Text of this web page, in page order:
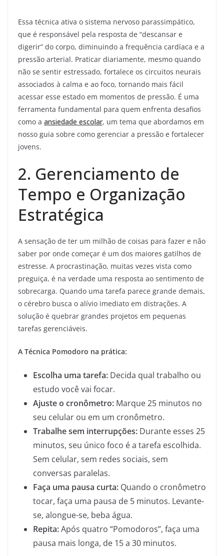
Essa técnica ativa o sistema nervoso parassimpático,
que é responsável pela resposta de “descansar e
digerir” do corpo, diminuindo a frequência cardíaca e a
pressão arterial. Praticar diariamente, mesmo quando
não se sentir estressado, fortalece os circuitos neurais
associados à calma e ao foco, tornando mais fácil
acessar esse estado em momentos de pressão. É uma
ferramenta fundamental para quem enfrenta desafios
como a ansiedade escolar, um tema que abordamos em
nosso guia sobre como gerenciar a pressão e fortalecer
jovens.
2. Gerenciamento de
Tempo e Organização
Estratégica
A sensação de ter um milhão de coisas para fazer e não
saber por onde começar é um dos maiores gatilhos de
estresse. A procrastinação, muitas vezes vista como
preguiça, é na verdade uma resposta ao sentimento de
sobrecarga. Quando uma tarefa parece grande demais,
o cérebro busca o alívio imediato em distrações. A
solução é quebrar grandes projetos em pequenas
tarefas gerenciáveis.
A Técnica Pomodoro na prática:
Escolha uma tarefa: Decida qual trabalho ou
estudo você vai focar.
Ajuste o cronômetro: Marque 25 minutos no
seu celular ou em um cronômetro.
Trabalhe sem interrupções: Durante esses 25
minutos, seu único foco é a tarefa escolhida.
Sem celular, sem redes sociais, sem
conversas paralelas.
Faça uma pausa curta: Quando o cronômetro
tocar, faça uma pausa de 5 minutos. Levante-
se, alongue-se, beba água.
Repita:Após quatro “Pomodoros”, faça uma
pausa mais longa, de 15 a 30 minutos.